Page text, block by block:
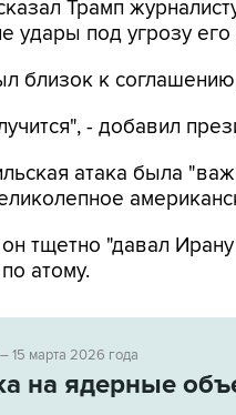
Трамп
удары под угрозу
близок к
- добавил
атака была
тщетно "давал
атому.
15 марта 2026 года
на ядерные